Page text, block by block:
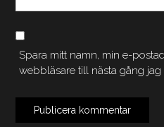
Spara mitt namn, min e-
webbläsare till nästa gång jag